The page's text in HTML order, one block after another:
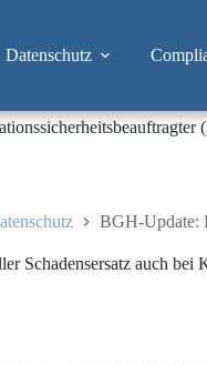
Datenschutz
BGH-Update:
Schadensersatz auch bei